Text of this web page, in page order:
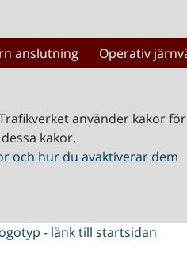
anslutning Operativ
använder kakor
kakor.
och hur du avaktiverar dem